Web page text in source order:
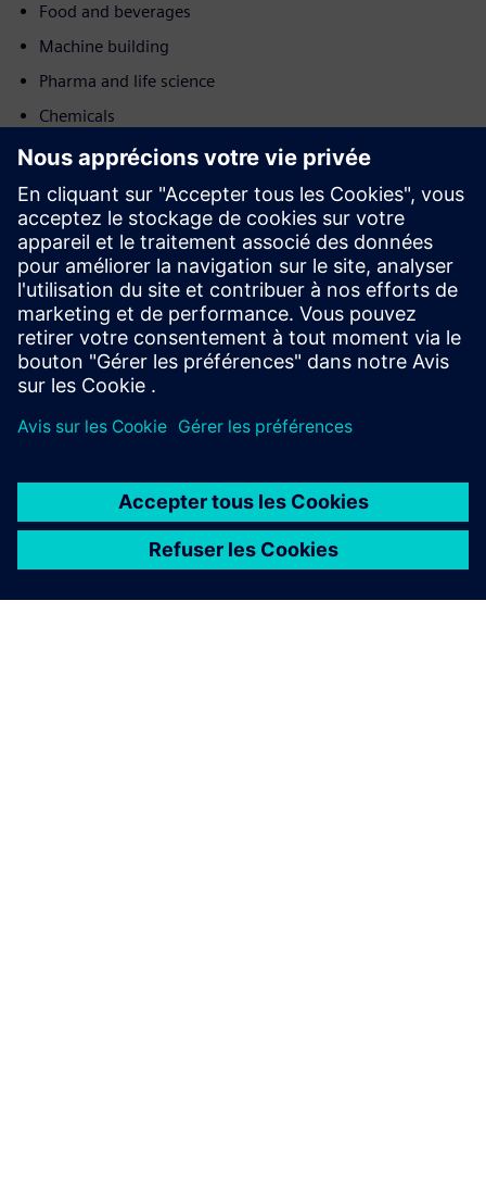
Food and beverages
Machine building
Pharma and life science
Chemicals
Batteries
Requête
Service
Fournit un service pour un produit/solution Siemens
Xcelerator qui aide le client à le mettre en œuvre, l'intégrer,
l'exploiter ou le maintenir